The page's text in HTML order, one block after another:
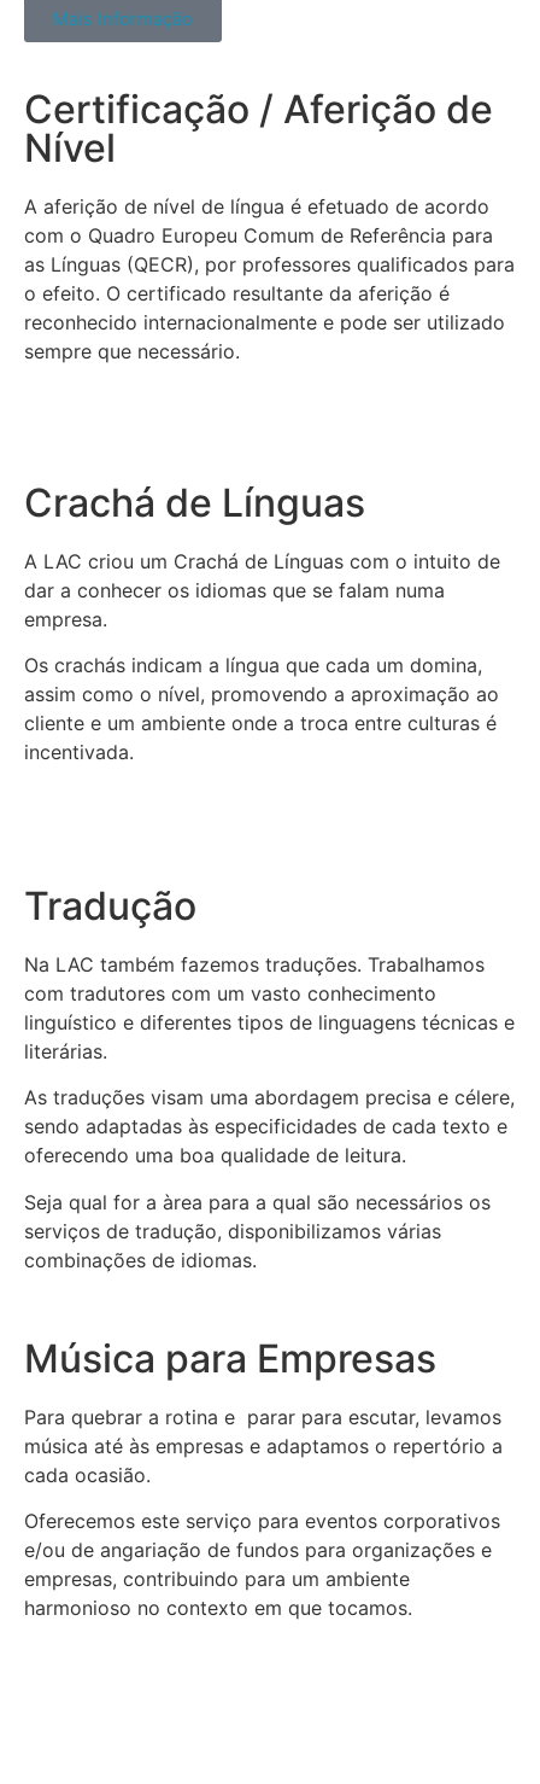
Mais Informação
Certificação / Aferição de
Nível
A aferição de nível de língua é efetuado de acordo
com o Quadro Europeu Comum de Referência para
as Línguas (QECR), por professores qualificados para
o efeito. O certificado resultante da aferição é
reconhecido internacionalmente e pode ser utilizado
sempre que necessário.
Crachá de Línguas
A LAC criou um Crachá de Línguas com o intuito de
dar a conhecer os idiomas que se falam numa
empresa.
Os crachás indicam a língua que cada um domina,
assim como o nível, promovendo a aproximação ao
cliente e um ambiente onde a troca entre culturas é
incentivada.
Tradução
Na LAC também fazemos traduções. Trabalhamos
com tradutores com um vasto conhecimento
linguístico e diferentes tipos de linguagens técnicas e
literárias.
As traduções visam uma abordagem precisa e célere,
sendo adaptadas às especificidades de cada texto e
oferecendo uma boa qualidade de leitura.
Seja qual for a àrea para a qual são necessários os
serviços de tradução, disponibilizamos várias
combinações de idiomas.
Música para Empresas
Para quebrar a rotina e parar para escutar, levamos
música até às empresas e adaptamos o repertório a
cada ocasião.
Oferecemos este serviço para eventos corporativos
e/ou de angariação de fundos para organizações e
empresas, contribuindo para um ambiente
harmonioso no contexto em que tocamos.